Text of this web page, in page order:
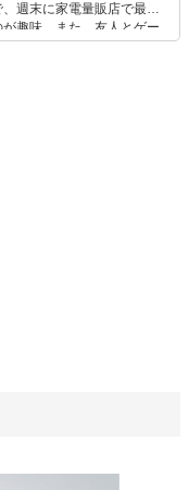
週末に家電量販店で最新
趣味。また、友人とゲー
やイベント情報もいち早